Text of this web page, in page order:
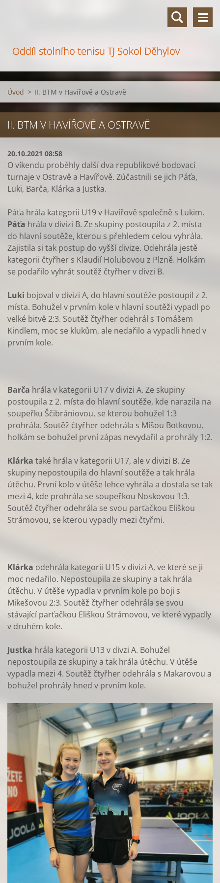
Oddíl stolního tenisu TJ Sokol Děhylov
Úvod > II. BTM v Havířově a Ostravě
II. BTM V HAVÍŘOVĚ A OSTRAVĚ
20.10.2021 08:58
O víkendu proběhly další dva republikové bodovací
turnaje v Ostravě a Havířově. Zúčastnili se jich Páťa,
Luki, Barča, Klárka a Justka.
Páťa hrála kategorii U19 v Havířově společně s Lukim.
Páťa hrála v divizi B. Ze skupiny postoupila z 2. místa
do hlavní soutěže, kterou s přehledem celou vyhrála.
Zajistila si tak postup do vyšší divize. Odehrála jestě
kategorii čtyřher s Klaudií Holubovou z Plzně. Holkám
se podařilo vyhrát soutěž čtyřher v divzi B.
Luki bojoval v divizi A, do hlavní soutěže postoupil z 2.
místa. Bohužel v prvním kole v hlavní soutěži vypadl po
velké bitvě 2:3. Soutěž čtyřher odehrál s Tomášem
Kindlem, moc se klukům, ale nedařilo a vypadli hned v
prvním kole.
Barča hrála v kategorii U17 v divizi A. Ze skupiny
postoupila z 2. místa do hlavní soutěže, kde narazila na
soupeřku Ščibrániovou, se kterou bohužel 1:3
prohrála. Soutěž čtyřher odehrála s Míšou Botkovou,
holkám se bohužel první zápas nevydařil a prohrály 1:2.
Klárka také hrála v kategorii U17, ale v divizi B. Ze
skupiny nepostoupila do hlavní soutěže a tak hrála
útěchu. První kolo v útěše lehce vyhrála a dostala se tak
mezi 4, kde prohrála se soupeřkou Noskovou 1:3.
Soutěž čtyřher odehrála se svou parťačkou Eliškou
Strámovou, se kterou vypadly mezi čtyřmi.
Klárka odehrála kategorii U15 v divizi A, ve které se ji
moc nedařilo. Nepostoupila ze skupiny a tak hrála
útěchu. V útěše vypadla v prvním kole po boji s
Mikešovou 2:3. Soutěž čtyřher odehrála se svou
stávající parťačkou Eliškou Strámovou, ve které vypadly
v druhém kole.
Justka hrála kategorii U13 v divzi A. Bohužel
nepostoupila ze skupiny a tak hrála útěchu. V útěše
vypadla mezi 4. Soutěž čtyřher odehrála s Makarovou a
bohužel prohrály hned v prvním kole.